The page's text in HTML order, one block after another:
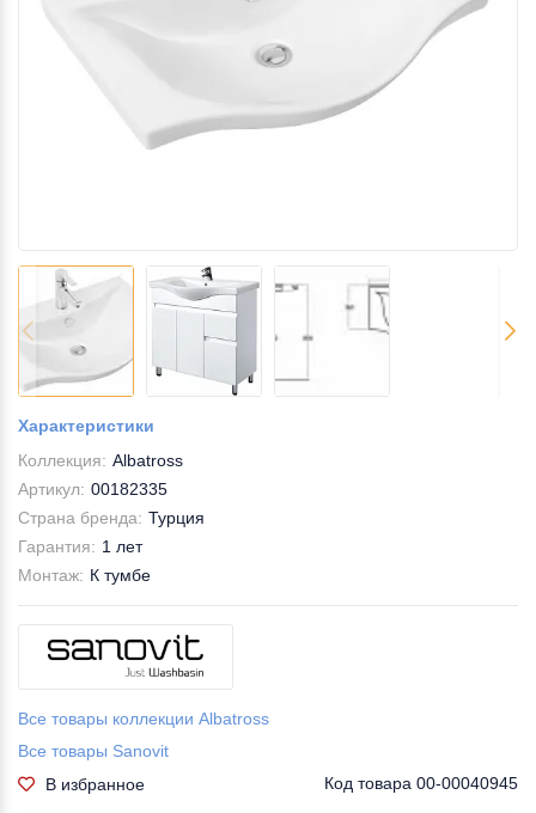
Характеристики
Коллекция: Albatross
Артикул: 00182335
Страна бренда: Турция
Гарантия: 1 лет
Монтаж: К тумбе
Все товары коллекции Albatross
Все товары Sanovit
В избранное
Код товара 00-00040945